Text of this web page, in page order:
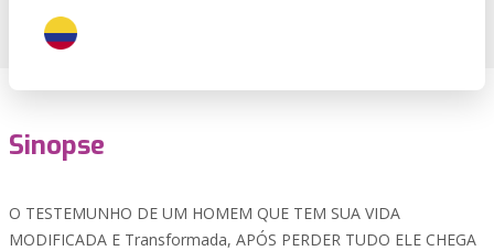
Sinopse
O TESTEMUNHO DE UM HOMEM QUE TEM SUA VIDA
MODIFICADA E Transformada, APÓS PERDER TUDO ELE CHEGA